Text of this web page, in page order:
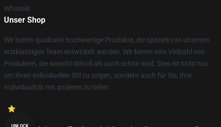
Whosale
Unser Shop
Wir bieten qualitativ hochwertige Produkte, die speziell von unserem
erstklassigen Team entwickelt werden. Wir bieten eine Vielzahl von
Produkten, die sowohl stilvoll als auch schön sind. Dies ist nicht nur,
um Ihren individuellen Stil zu zeigen, sondern auch für Sie, Ihre
Individualität mit anderen zu teilen.
UNLOCK